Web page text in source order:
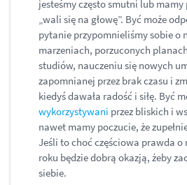
jesteśmy często smutni lub
„wali się na głowę”. Być może
pytanie przypomnieliśmy sobie o
marzeniach, porzuconych
studiów, nauczeniu się nowych
zapomnianej przez brak czasu i
kiedyś dawała radość i siłę. Być
wykorzystywani przez bliskich i
nawet mamy poczucie, że
Jeśli to choć częściowa prawda o
roku będzie dobrą okazją, żeby
siebie.